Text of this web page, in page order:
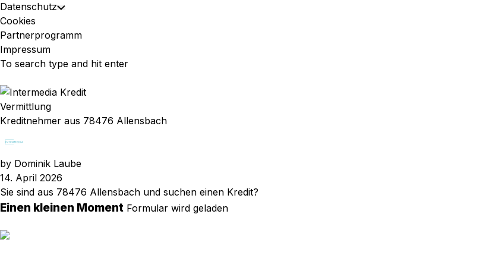
Datenschutz Toggle
Menu
Cookies
Partnerprogramm
Impressum
Vermittlung
Kreditnehmer aus 78476 Allensbach
by Dominik Laube
14. April 2026
Sie sind aus 78476 Allensbach und suchen einen Kredit?
Einen kleinen Moment Formular wird geladen